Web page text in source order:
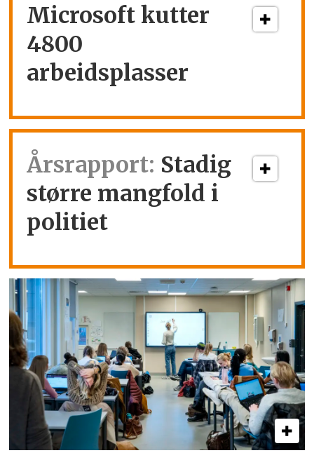
Microsoft kutter
4800
arbeidsplasser
Årsrapport: Stadig
større mangfold i
politiet